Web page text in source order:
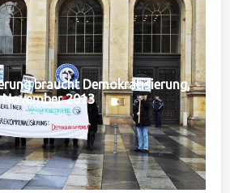
braucht Demokratisierung,
November 2013